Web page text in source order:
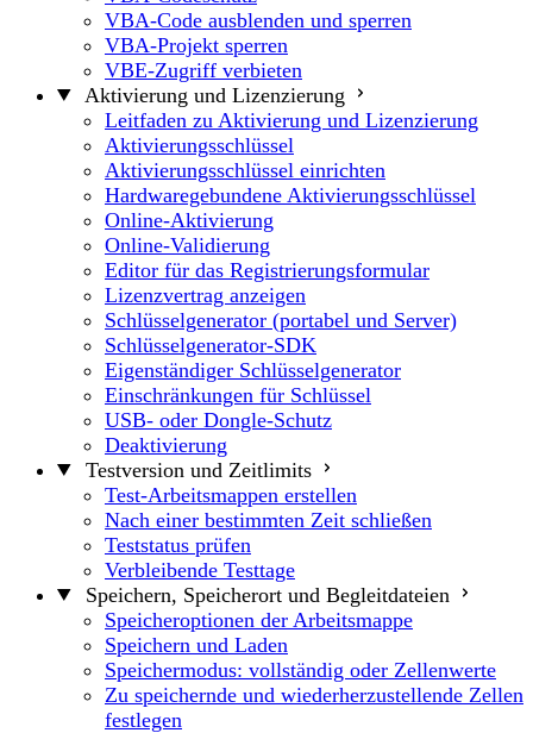
VBA-Code ausblenden und sperren
VBA-Projekt sperren
VBE-Zugriff verbieten
Aktivierung und Lizenzierung
Leitfaden zu Aktivierung und Lizenzierung
Aktivierungsschlüssel
Aktivierungsschlüssel einrichten
Hardwaregebundene Aktivierungsschlüssel
Online-Aktivierung
Online-Validierung
Editor für das Registrierungsformular
Lizenzvertrag anzeigen
Schlüsselgenerator (portabel und Server)
Schlüsselgenerator-SDK
Eigenständiger Schlüsselgenerator
Einschränkungen für Schlüssel
USB- oder Dongle-Schutz
Deaktivierung
Testversion und Zeitlimits
Test-Arbeitsmappen erstellen
Nach einer bestimmten Zeit schließen
Teststatus prüfen
Verbleibende Testtage
Speichern, Speicherort und Begleitdateien
Speicheroptionen der Arbeitsmappe
Speichern und Laden
Speichermodus: vollständig oder Zellenwerte
Zu speichernde und wiederherzustellende Zellen
festlegen